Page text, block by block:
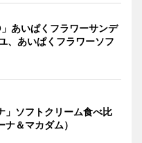
」あいぱくフラワーサンデ
、あいぱくフラワーソフ
」ソフトクリーム食べ比
＆マカダム）